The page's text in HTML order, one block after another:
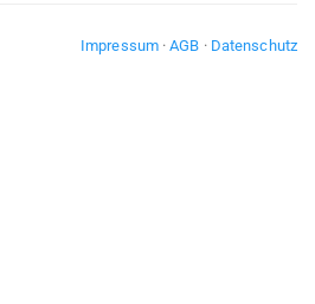
Impressum·AGB · Datenschutz